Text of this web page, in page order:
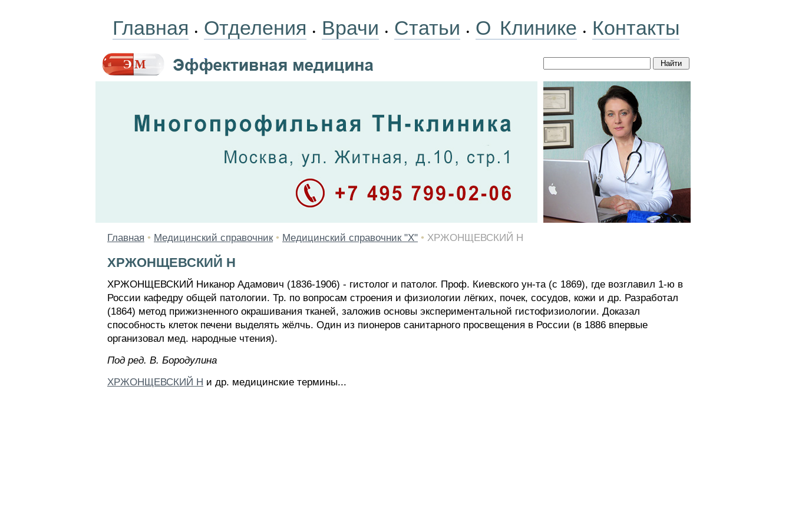
Главная • Отделения • Врачи • Статьи • О Клинике • Контакты
Главная • Медицинский справочник • Медицинский справочник "Х" • ХРЖОНЩЕВСКИЙ Н
ХРЖОНЩЕВСКИЙ Н
ХРЖОНЩЕВСКИЙ Никанор Адамович (1836-1906) - гистолог и патолог. Проф. Киевского ун-та (с 1869), где возглавил 1-ю в
России кафедру общей патологии. Тр. по вопросам строения и физиологии лёгких, почек, сосудов, кожи и др. Разработал
(1864) метод прижизненного окрашивания тканей, заложив основы экспериментальной гистофизиологии. Доказал
способность клеток печени выделять жёлчь. Один из пионеров санитарного просвещения в России (в 1886 впервые
организовал мед. народные чтения).
Пoд peд. B. Бopoдyлинa
ХРЖОНЩЕВСКИЙ Н и др. медицинские термины...